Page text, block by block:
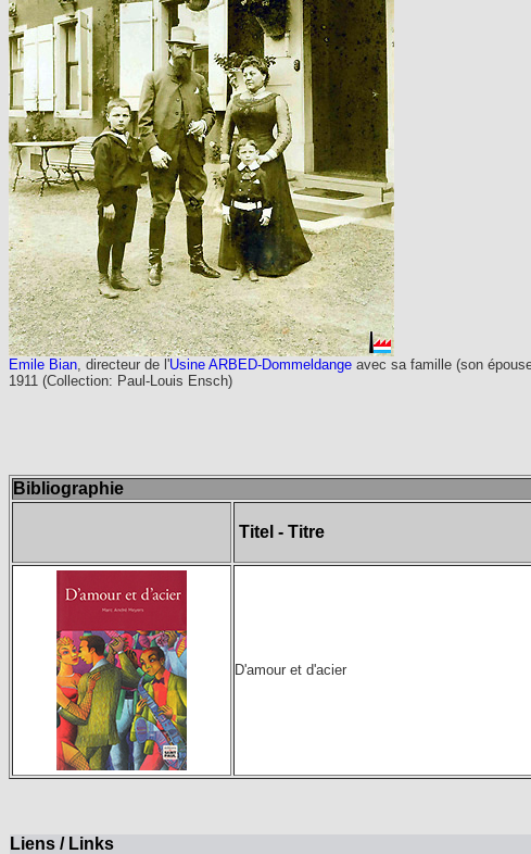
Emile Bian, directeur de l'Usine ARBED-Dommeldange avec sa famille (son
1911 (Collection: Paul-Louis Ensch)
Bibliographie
Titel - Titre
D'amour et d'acier
Liens / Links